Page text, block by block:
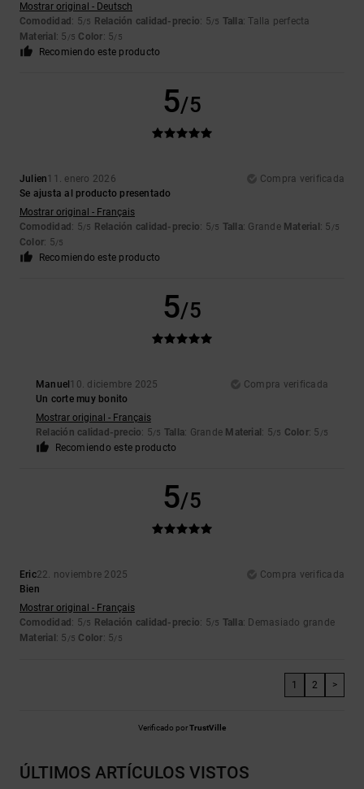
Mostrar original - Deutsch
Comodidad : 5/5 Relación calidad-precio: 5/5 Talla: Talla perfecta
Material : 5 /5 Color: 5/5
Recomiendo este producto
5/5
Julien11. enero 2026
Compra verificada
Se ajusta al producto presentado
Mostrar original - Français
Comodidad : 5/5 Relación calidad-precio: 5/5 Talla: Grande Material : 5 /5
Color: 5/5
Recomiendo este producto
5/5
Manuel 10. diciembre 2025
Compra verificada
Un corte muy bonito
Mostrar original - Français
Relación calidad-precio: 5/5 Talla: Grande Material : 5/5 Color: 5 /5
Recomiendo este producto
5/5
Eric22. noviembre 2025
Compra verificada
Bien
Mostrar original - Français
Comodidad : 5/5 Relación calidad-precio: 5/5 Talla: Demasiado grande
Material : 5 /5 Color: 5/5
1 2 >
Verificado porTrustVille
ÚLTIMOS ARTÍCULOS VISTOS